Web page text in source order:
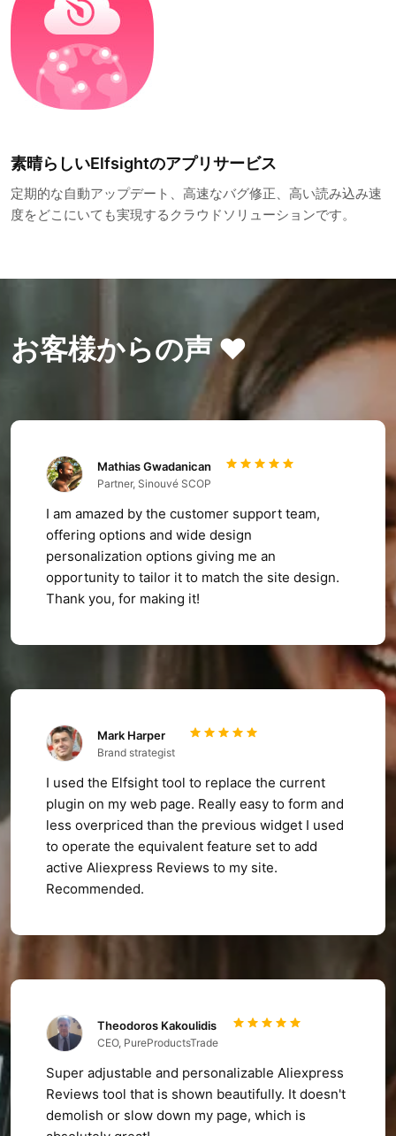
素晴らしいElfsightのアプリサービス
定期的な自動アップデート、高速なバグ修正、高い読み込み速
度をどこにいても実現するクラウドソリューションです。
お客様からの声 ❤️
Mathias Gwadanican
Partner, Sinouvé SCOP
I am amazed by the customer support team,
offering options and wide design
personalization options giving me an
opportunity to tailor it to match the site design.
Thank you, for making it!
Mark Harper
Brand strategist
I used the Elfsight tool to replace the current
plugin on my web page. Really easy to form and
less overpriced than the previous widget I used
to operate the equivalent feature set to add
active Aliexpress Reviews to my site.
Recommended.
Theodoros Kakoulidis
CEO, PureProductsTrade
Super adjustable and personalizable Aliexpress
Reviews tool that is shown beautifully. It doesn't
demolish or slow down my page, which is